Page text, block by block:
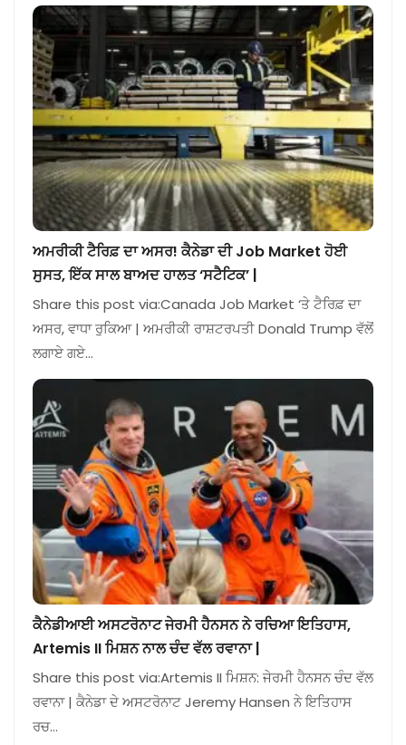
ਅਮਰੀਕੀ ਟੈਰਿਫ਼ ਦਾ ਅਸਰ! ਕੈਨੇਡਾ ਦੀ Job Market ਹੋਈ
ਸੁਸਤ, ਇੱਕ ਸਾਲ ਬਾਅਦ ਹਾਲਤ ‘ਸਟੈਟਿਕ’ |
Share this post via:Canada Job Market ‘ਤੇ ਟੈਰਿਫ਼ ਦਾ
ਅਸਰ, ਵਾਧਾ ਰੁਕਿਆ | ਅਮਰੀਕੀ ਰਾਸ਼ਟਰਪਤੀ Donald Trump ਵੱਲੋਂ
ਲਗਾਏ ਗਏ…
ਕੈਨੇਡੀਆਈ ਅਸਟਰੋਨਾਟ ਜੇਰਮੀ ਹੈਨਸਨ ਨੇ ਰਚਿਆ ਇਤਿਹਾਸ,
Artemis II ਮਿਸ਼ਨ ਨਾਲ ਚੰਦ ਵੱਲ ਰਵਾਨਾ |
Share this post via:Artemis II ਮਿਸ਼ਨ: ਜੇਰਮੀ ਹੈਨਸਨ ਚੰਦ ਵੱਲ
ਰਵਾਨਾ | ਕੈਨੇਡਾ ਦੇ ਅਸਟਰੋਨਾਟ Jeremy Hansen ਨੇ ਇਤਿਹਾਸ
ਰਚ…